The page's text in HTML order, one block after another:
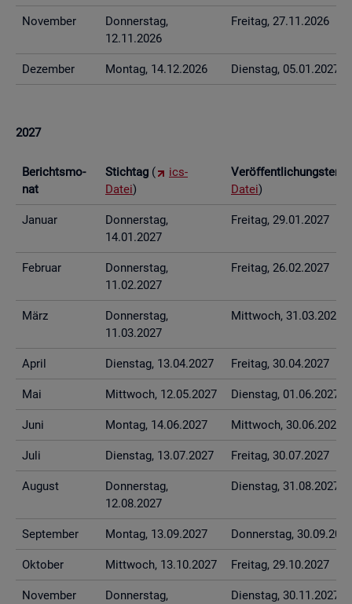
No­vem­ber
Don­ners­tag,
12.11.2026
Frei­tag, 27.11.2026
De­zem­ber Mon­tag, 14.12.2026 Diens­tag, 05.01.2027
2027
Be­richts­mo­
nat
Stich­tag (
ics-
Datei)
Datei)
Ja­nu­ar
Don­ners­tag,
14.01.2027
Frei­tag, 29.01.2027
Fe­bru­ar
Don­ners­tag,
11.02.2027
Frei­tag, 26.02.2027
März
Don­ners­tag,
11.03.2027
Mitt­woch, 31.03.2027
April Diens­tag, 13.04.2027 Frei­tag, 30.04.2027
Mai Mitt­woch, 12.05.2027 Diens­tag, 01.06.2027
Juni Mon­tag, 14.06.2027 Mitt­woch, 30.06.2027
Juli Diens­tag, 13.07.2027 Frei­tag, 30.07.2027
Au­gust
Don­ners­tag,
12.08.2027
Diens­tag, 31.08.2027
Sep­tem­ber Mon­tag, 13.09.2027 Don­ners­tag,
Ok­to­ber Mitt­woch, 13.10.2027 Frei­tag, 29.10.2027
No­vem­ber
Don­ners­tag,
Diens­tag, 30.11.2027